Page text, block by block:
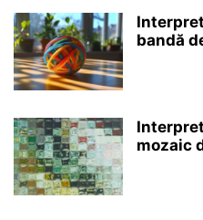
bandă
mozaic